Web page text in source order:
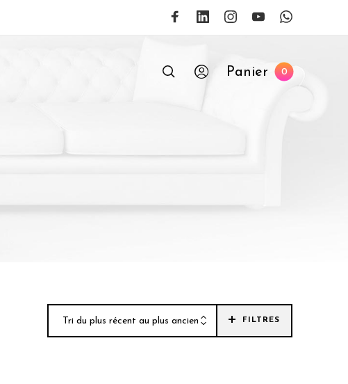
Panier 0
Tri du plus récent au plus ancien FILTRES